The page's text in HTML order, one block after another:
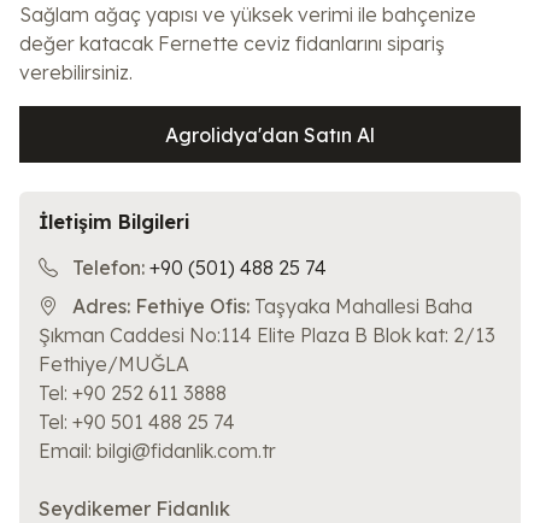
Sağlam ağaç yapısı ve yüksek verimi ile bahçenize
değer katacak Fernette ceviz fidanlarını sipariş
verebilirsiniz.
Agrolidya'dan Satın Al
İletişim Bilgileri
Telefon: +90 (501) 488 25 74
Adres: Fethiye Ofis: Taşyaka Mahallesi Baha
Şıkman Caddesi No:114 Elite Plaza B Blok kat: 2/13
Fethiye/MUĞLA
Tel: +90 252 611 3888
Tel: +90 501 488 25 74
Email: bilgi@fidanlik.com.tr
Seydikemer Fidanlık